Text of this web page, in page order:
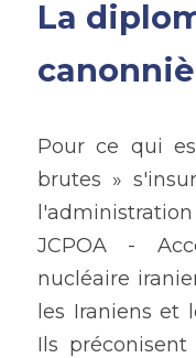
La
Pour ce qui
brutes »
JCPOA -
nucléaire
les Iraniens et
Ils